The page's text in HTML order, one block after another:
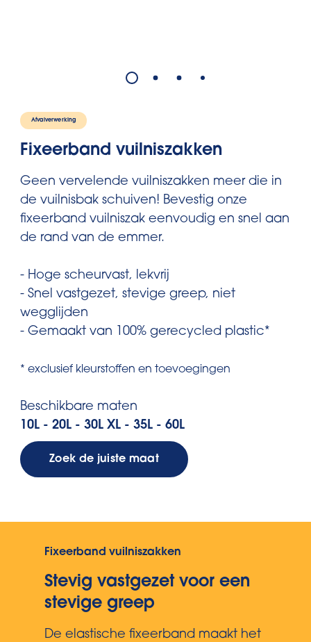
Afvalverwerking
Fixeerband vuilniszakken
Geen vervelende vuilniszakken meer die in
de vuilnisbak schuiven! Bevestig onze
fixeerband vuilniszak eenvoudig en snel aan
de rand van de emmer.
- Hoge scheurvast, lekvrij
- Snel vastgezet, stevige greep, niet
wegglijden
- Gemaakt van 100% gerecycled plastic*
* exclusief kleurstoffen en toevoegingen
Beschikbare maten
10L - 20L - 30L XL - 35L - 60L
Zoek de juiste maat
Fixeerband vuilniszakken
Stevig vastgezet voor een
stevige greep
De elastische fixeerband maakt het